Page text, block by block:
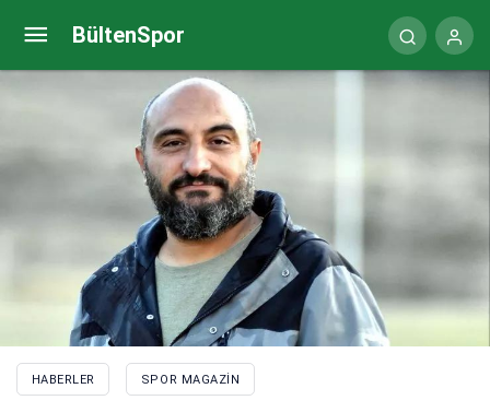
BültenSpor
HABERLER SPOR MAGAZIN
Rakibi ile çarpışan kalecinin elmacık kemiği kırıldı